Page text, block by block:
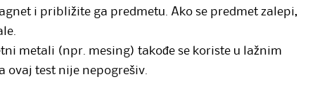
i približite ga predmetu. Ako se predmet zalepi,
metali (npr. mesing) takođe se koriste u lažnim
ovaj test nije nepogrešiv.